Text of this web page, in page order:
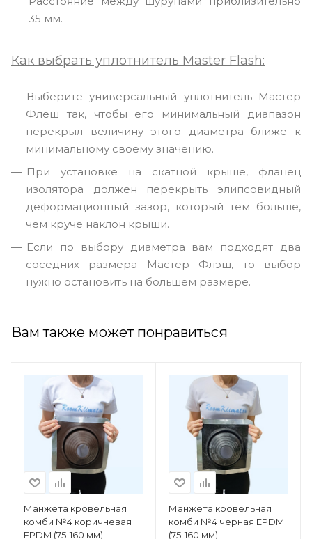
35 мм.
Как выбрать уплотнитель Master Flash:
Выберите универсальный уплотнитель Мастер
Флеш так, чтобы его минимальный диапазон
перекрыл величину этого диаметра ближе к
минимальному своему значению.
При установке на скатной крыше, фланец
изолятора должен перекрыть элипсовидный
деформационный зазор, который тем больше,
чем круче наклон крыши.
Если по выбору диаметра вам подходят два
соседних размера Мастер Флэш, то выбор
нужно остановить на большем размере.
Вам также может понравиться
Манжета кровельная
комби №4 коричневая
EPDM (75-160 мм)
Манжета кровельная
комби №4 черная EPDM
(75-160 мм)